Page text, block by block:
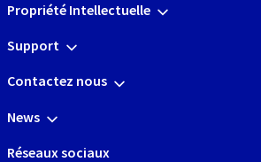
Propriété Intellectuelle
Support
Contactez nous
News
Réseaux sociaux